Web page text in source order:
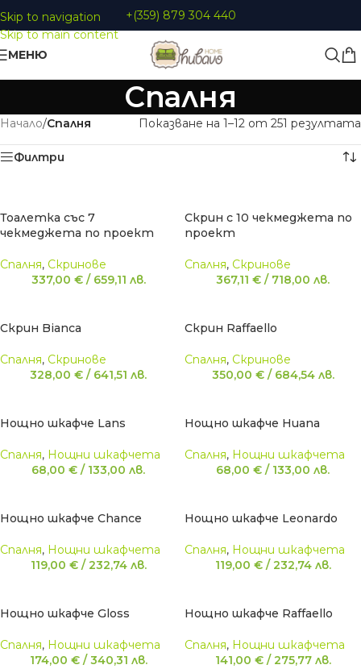
Skip to navigation
Skip to main content
+(359) 879 304 440
МЕНЮ
Спалня
Начало/Спалня Показване на 1–12 от 251 резултата
Филтри
Тоалетка със 7
чекмеджета по проект
Спалня, Скринове
337,00 € / 659,11 лв.
Скрин с 10 чекмеджета по
проект
Спалня, Скринове
367,11 € / 718,00 лв.
Скрин Bianca
Спалня, Скринове
328,00 € / 641,51 лв.
Скрин Raffaello
Спалня, Скринове
350,00 € / 684,54 лв.
Нощно шкафче Lans
Спалня, Нощни шкафчета
68,00 € / 133,00 лв.
Нощно шкафче Huana
Спалня, Нощни шкафчета
68,00 € / 133,00 лв.
Нощно шкафче Chance
Спалня, Нощни шкафчета
119,00 € /232,74 лв.
Нощно шкафче Leonardo
Спалня, Нощни шкафчета
119,00 € /232,74 лв.
Нощно шкафче Gloss
Спалня, Нощни шкафчета
174,00 € /340,31 лв.
Нощно шкафче Raffaello
Спалня, Нощни шкафчета
141,00 € /275,77 лв.